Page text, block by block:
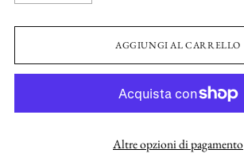
AGGIUNGI AL CARRELLO
Altre opzioni di pagamento